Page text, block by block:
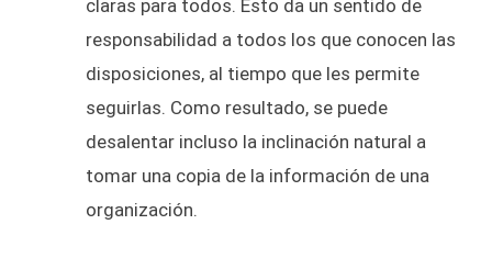
claras para todos. Esto da un sentido de
responsabilidad a todos los que conocen las
disposiciones, al tiempo que les permite
seguirlas. Como resultado, se puede
desalentar incluso la inclinación natural a
tomar una copia de la información de una
organización.